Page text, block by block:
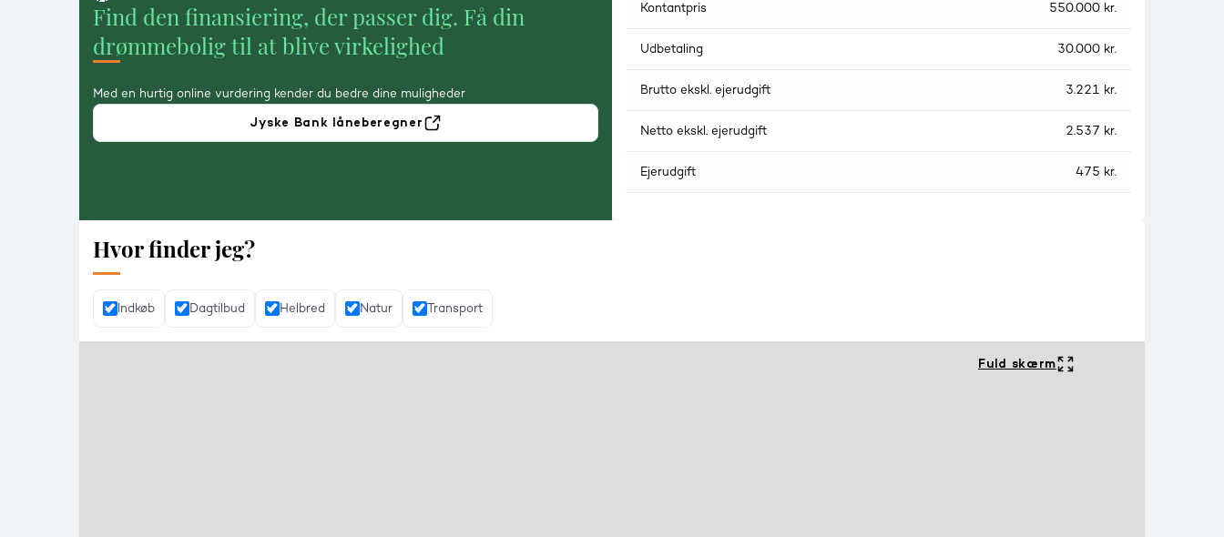
Find den finansiering, der passer dig. Få din
drømmebolig til at blive virkelighed
Med en hurtig online vurdering kender du bedre dine muligheder
Jyske Bank låneberegner
Kontantpris 550.000 kr.
Udbetaling 30.000 kr.
Brutto ekskl. ejerudgift 3.221 kr.
Netto ekskl. ejerudgift 2.537 kr.
Ejerudgift 475 kr.
Hvor finder jeg?
Indkøb Dagtilbud Helbred Natur Transport
Fuld skærm